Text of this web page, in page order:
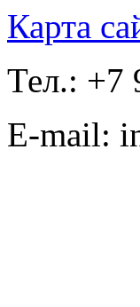
Карта
Тел.: +7
E-mail: